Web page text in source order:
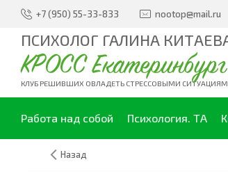
+7 (950) 55-33-833 nootop@mail.ru
ПСИХОЛОГ ГАЛИНА
КРОСС Екатеринбург
КЛУБ РЕШИВШИХ ОВЛАДЕТЬ СТРЕССОВЫМИ
Работа над собой Психология. ТА
Назад